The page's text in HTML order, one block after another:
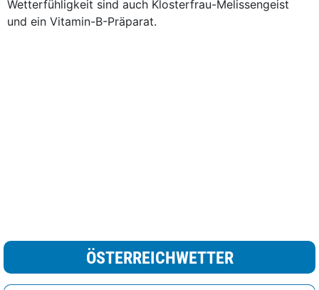
Wetterfühligkeit sind auch Klosterfrau-Melissengeist
und ein Vitamin-B-Präparat.
ÖSTERREICHWETTER